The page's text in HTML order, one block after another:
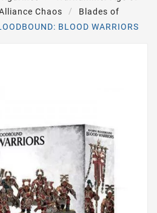
Chaos
Blades of
BLOOD WARRIORS